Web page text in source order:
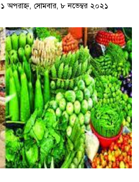
সোমবার, ৮ নভেম্বর ২০২১